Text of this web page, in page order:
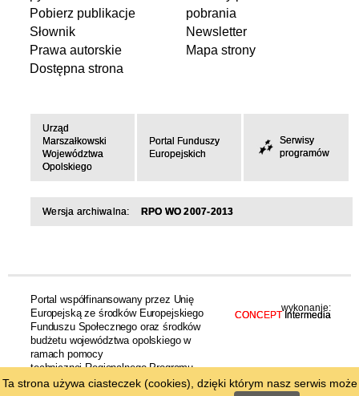
Pobierz publikacje
Słownik
Prawa autorskie
Dostępna strona
pobrania
Newsletter
Mapa strony
Urząd
Marszałkowski
Województwa
Opolskiego
Portal Funduszy
Europejskich
Serwisy
programów
Wersja archiwalna: RPO WO 2007-2013
Portal współfinansowany przez Unię
Europejską ze środków Europejskiego
Funduszu Społecznego oraz środków
budżetu województwa opolskiego w
ramach pomocy
technicznej Regionalnego Programu
Operacyjnego Województwa Opolskiego
wykonanie:
CONCEPTIntermedia
Ta strona używa ciasteczek (cookies), dzięki którym nasz serwis może